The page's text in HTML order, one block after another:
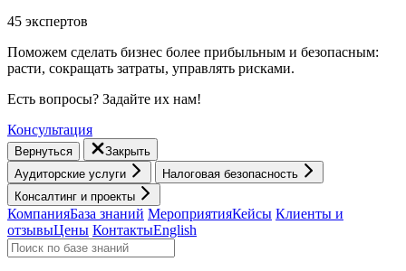
45 экспертов
Поможем сделать бизнес более прибыльным и безопасным:
расти, cокращать затраты, управлять рисками.
Есть вопросы? Задайте их нам!
Консультация
Вернуться
Закрыть
Аудиторские услуги
Налоговая безопасность
Консалтинг и проекты
КомпанияБаза знаний МероприятияКейсы Клиенты и
отзывыЦены КонтактыEnglish